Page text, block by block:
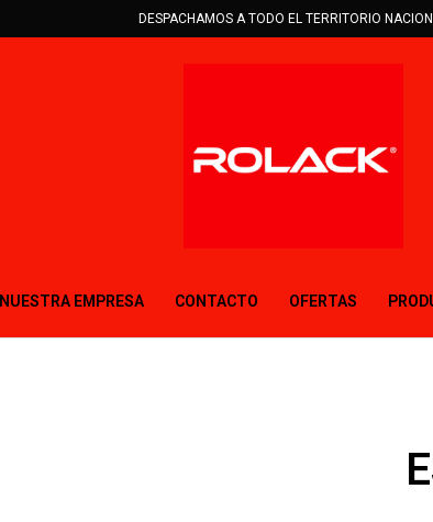
DESPACHAMOS A TODO EL TERRITORIO
NUESTRA EMPRESA CONTACTO OFERTAS